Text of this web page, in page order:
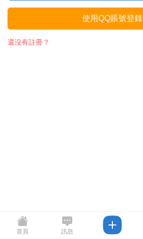
使用QQ賬號登錄
還沒有註冊？
首頁 訊息